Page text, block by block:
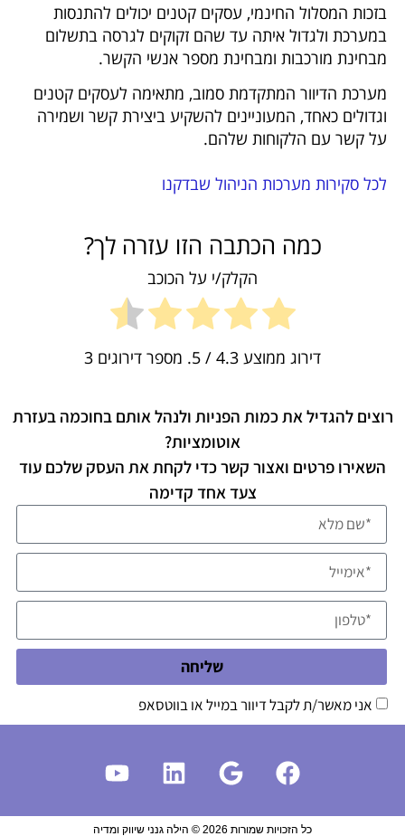
בזכות המסלול החינמי, עסקים קטנים יכולים להתנסות
במערכת ולגדול איתה עד שהם זקוקים לגרסה בתשלום
מבחינת מורכבות ומבחינת מספר אנשי הקשר.
מערכת הדיוור המתקדמת סמוב, מתאימה לעסקים קטנים
וגדולים כאחד, המעוניינים להשקיע ביצירת קשר ושמירה
על קשר עם הלקוחות שלהם.
לכל סקירות מערכות הניהול שבדקנו
כמה הכתבה הזו עזרה לך?
הקלק/י על הכוכב
דירוג ממוצע 4.3 / 5. מספר דירוגים 3
רוצים להגדיל את כמות הפניות ולנהל אותם בחוכמה בעזרת
אוטומציות?
השאירו פרטים ואצור קשר כדי לקחת את העסק שלכם עוד
צעד אחד קדימה
אני מאשר/ת לקבל דיוור במייל או בווטסאפ
שליחה
כל הזכויות שמורות 2026 © הילה גנני שיווק ומדיה